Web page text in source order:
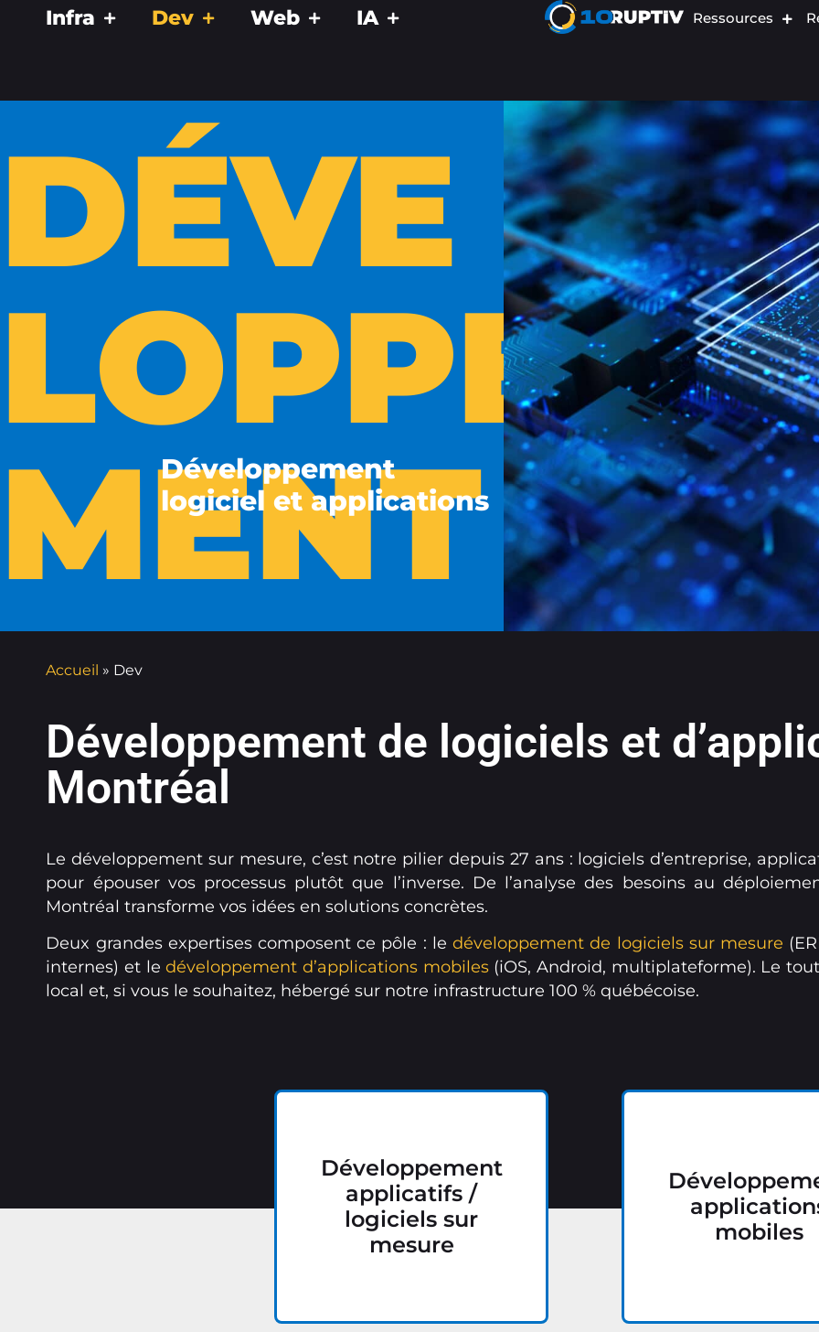
Infra Dev Web IA Ressources
DÉVE
LOPPE
MENT
Développement
logiciel et applications
Accueil » Dev
Développement de logiciels et
Montréal
Le développement sur mesure, c’est notre pilier depuis 27 ans : logiciels d’entreprise,
pour épouser vos processus plutôt que l’inverse. De l’analyse des besoins au
Montréal transforme vos idées en solutions concrètes.
Deux grandes expertises composent ce pôle : ledéveloppement de logiciels sur mesure
internes) et ledéveloppement d’applications mobiles(iOS, Android, multiplateforme). Le
local et, si vous le souhaitez, hébergé sur notre infrastructure 100 % québécoise.
Développement
applicatifs /
logiciels sur
mesure
mobiles